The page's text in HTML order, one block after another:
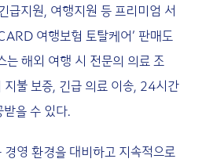
급지원, 여행지원 등 프리미엄 서
여행보험 토탈케어’ 판매도
해외 여행 시 전문의 의료 조
불 보증, 긴급 의료 이송, 24시간
을 수 있다.
경영 환경을 대비하고 지속적으로